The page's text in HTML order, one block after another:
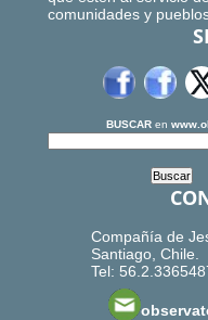
comunidades y
BUSCAR en
Compañía de
Santiago, Chile.
Tel: